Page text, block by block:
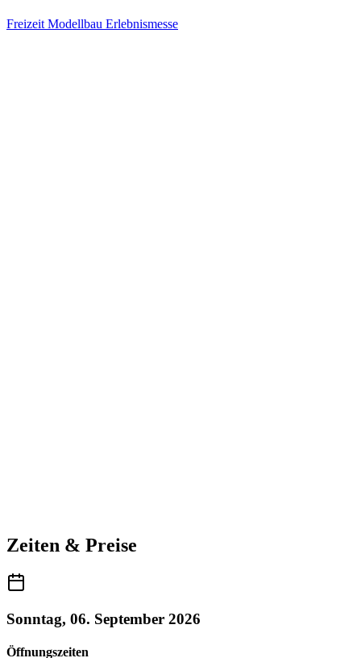
Freizeit Modellbau Erlebnismesse
Zeiten & Preise
Sonntag, 06. September 2026
Öffnungszeiten